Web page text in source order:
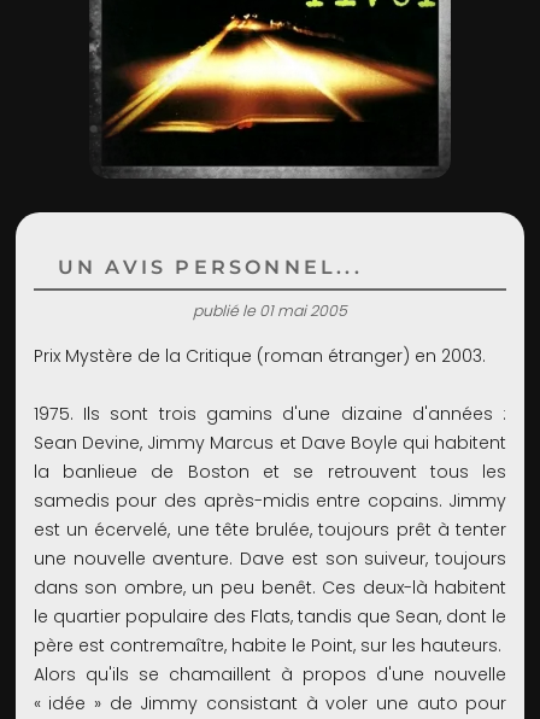
UN AVIS PERSONNEL...
publié le 01 mai 2005
Prix Mystère de la Critique (roman étranger) en 2003.
1975. Ils sont trois gamins d'une dizaine d'années :
Sean Devine, Jimmy Marcus et Dave Boyle qui habitent
la banlieue de Boston et se retrouvent tous les
samedis pour des après-midis entre copains. Jimmy
est un écervelé, une tête brulée, toujours prêt à tenter
une nouvelle aventure. Dave est son suiveur, toujours
dans son ombre, un peu benêt. Ces deux-là habitent
le quartier populaire des Flats, tandis que Sean, dont le
père est contremaître, habite le Point, sur les hauteurs.
Alors qu'ils se chamaillent à propos d'une nouvelle
« idée » de Jimmy consistant à voler une auto pour